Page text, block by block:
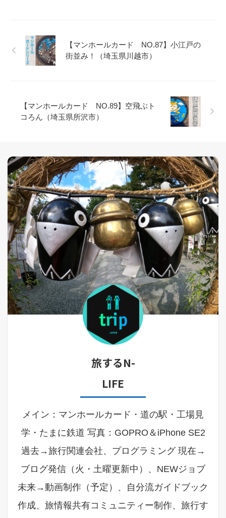
【マンホールカード NO.87】小江戸の
街並み！（埼玉県川越市）
【マンホールカード NO.89】空飛ぶト
コろん（埼玉県所沢市）
旅するN-
LIFE
メイン：マンホールカード・道の駅・工場見
学・たまに鉄道 写真：GOPRO＆iPhone SE2
過去→旅行関連会社、プログラミング 現在→
ブログ発信（火・土曜更新中）、NEWジョブ
未来→動画制作（予定）、自分流ガイドブック
作成、旅情報共有コミュニティー制作、旅行す